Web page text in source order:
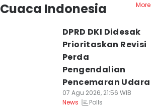
Cuaca Indonesia
More
DPRD DKI Didesak
Prioritaskan Revisi
Perda
Pengendalian
Pencemaran Udara
07 Agu 2026, 21:56 WIB
News
Polls